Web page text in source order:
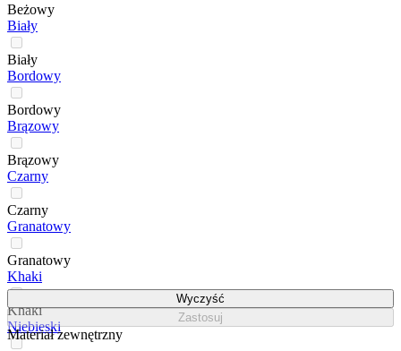
Beżowy
Biały
Biały
Bordowy
Bordowy
Brązowy
Brązowy
Czarny
Czarny
Granatowy
Granatowy
Khaki
Khaki
Niebieski
Wyczyść
Zastosuj
Materiał zewnętrzny